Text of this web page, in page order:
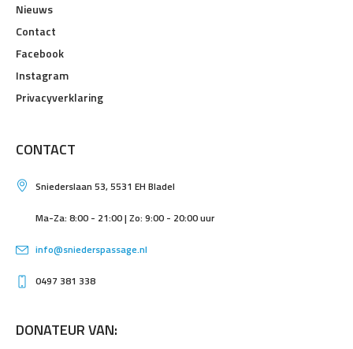
Nieuws
Contact
Facebook
Instagram
Privacyverklaring
CONTACT
Sniederslaan 53, 5531 EH Bladel
Ma-Za: 8:00 - 21:00 | Zo: 9:00 - 20:00 uur
info@sniederspassage.nl
0497 381 338
DONATEUR VAN: